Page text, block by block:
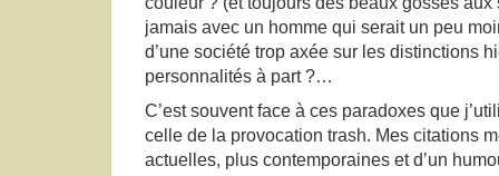
jamais avec un homme qui serait un peu
d’une société trop axée sur les distinctions
personnalités à part ?…
C’est souvent face à ces paradoxes que
celle de la provocation trash. Mes citations
actuelles, plus contemporaines et d’un